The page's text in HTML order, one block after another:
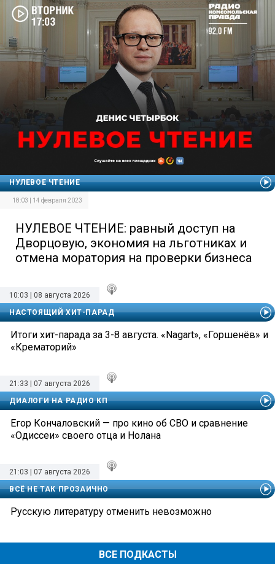
НУЛЕВОЕ ЧТЕНИЕ
18:03 | 14 февраля 2023
НУЛЕВОЕ ЧТЕНИЕ: равный доступ на
Дворцовую, экономия на льготниках и
отмена моратория на проверки бизнеса
ВСЕ ПОДКАСТЫ
10:03 | 08 августа 2026
НАСТОЯЩИЙ ХИТ-ПАРАД
Итоги хит-парада за 3-8 августа. «Nagart», «Горшенёв» и
«Крематорий»
21:33 | 07 августа 2026
ДИАЛОГИ НА РАДИО КП
Егор Кончаловский — про кино об СВО и сравнение
«Одиссеи» своего отца и Нолана
21:03 | 07 августа 2026
ВСЁ НЕ ТАК ПРОЗАИЧНО
Русскую литературу отменить невозможно